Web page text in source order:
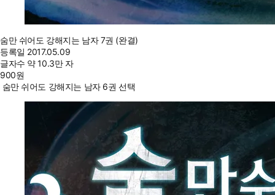
숨만 쉬어도 강해지는 남자 7권 (완결)
등록일 2017.05.09
글자수 약 10.3만 자
900원
숨만 쉬어도 강해지는 남자 6권 선택